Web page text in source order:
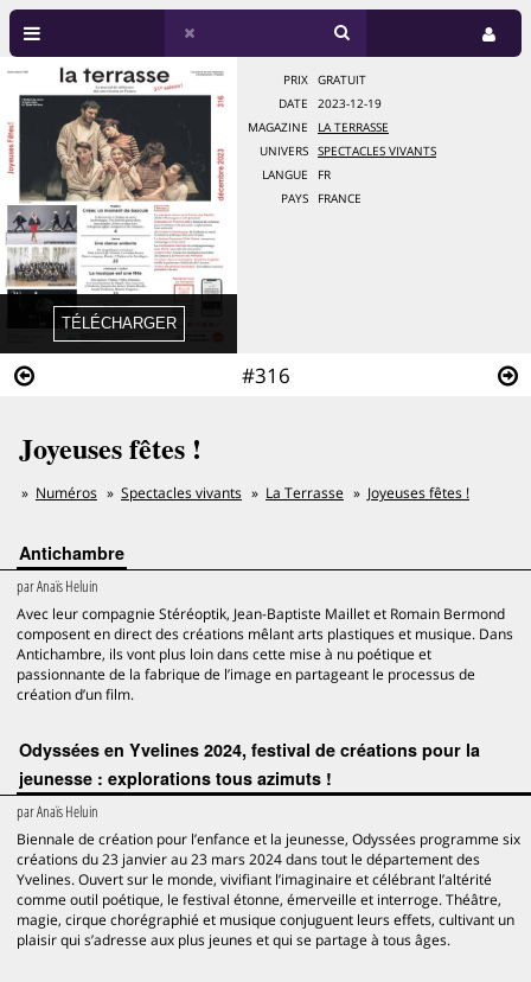
#316
PRIX
GRATUIT
DATE
2023-12-19
MAGAZINE
LA TERRASSE
UNIVERS
SPECTACLES VIVANTS
LANGUE
FR
PAYS
FRANCE
Joyeuses fêtes !
Numéros Spectacles vivants La Terrasse Joyeuses fêtes !
Antichambre
parAnaïs Heluin
Avec leur compagnie Stéréoptik, Jean-Baptiste Maillet et Romain Bermond
composent en direct des créations mêlant arts plastiques et musique. Dans
Antichambre, ils vont plus loin dans cette mise à nu poétique et
passionnante de la fabrique de l’image en partageant le processus de
création d’un film.
Odyssées en Yvelines 2024, festival de créations pour la
jeunesse : explorations tous azimuts !
parAnaïs Heluin
Biennale de création pour l’enfance et la jeunesse, Odyssées programme six
créations du 23 janvier au 23 mars 2024 dans tout le département des
Yvelines. Ouvert sur le monde, vivifiant l’imaginaire et célébrant l’altérité
comme outil poétique, le festival étonne, émerveille et interroge. Théâtre,
magie, cirque chorégraphié et musique conjuguent leurs effets, cultivant un
plaisir qui s’adresse aux plus jeunes et qui se partage à tous âges.